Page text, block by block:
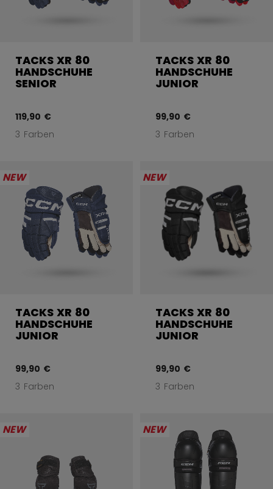
TACKS XR 80
HANDSCHUHE
SENIOR
119,90 €
3 Farben
TACKS XR 80
HANDSCHUHE
JUNIOR
99,90 €
3 Farben
NEW
TACKS XR 80
HANDSCHUHE
JUNIOR
99,90 €
3 Farben
NEW
TACKS XR 80
HANDSCHUHE
JUNIOR
99,90 €
3 Farben
NEW NEW